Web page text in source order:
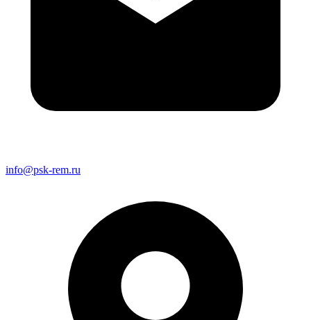
info@psk-rem.ru